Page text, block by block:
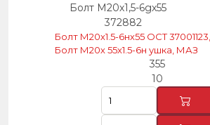
Болт М20х1,5-6gх55
372882
Болт М20х1.5-6нх55 ОСТ
Болт М20х 55х1.5-6н ушка, МАЗ
355
10